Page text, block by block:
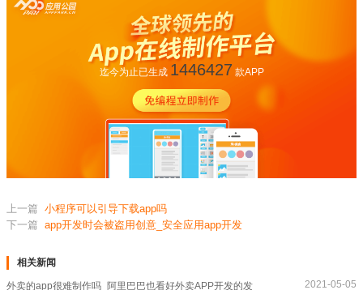
迄今为止已生成 1446427 款APP
上一篇 小程序可以引导下载app吗
下一篇 app开发时会被盗用创意_安全应用app开发
相关新闻
外卖的app很难制作吗_阿里巴巴也看好外卖APP开发的发 2021-05-05